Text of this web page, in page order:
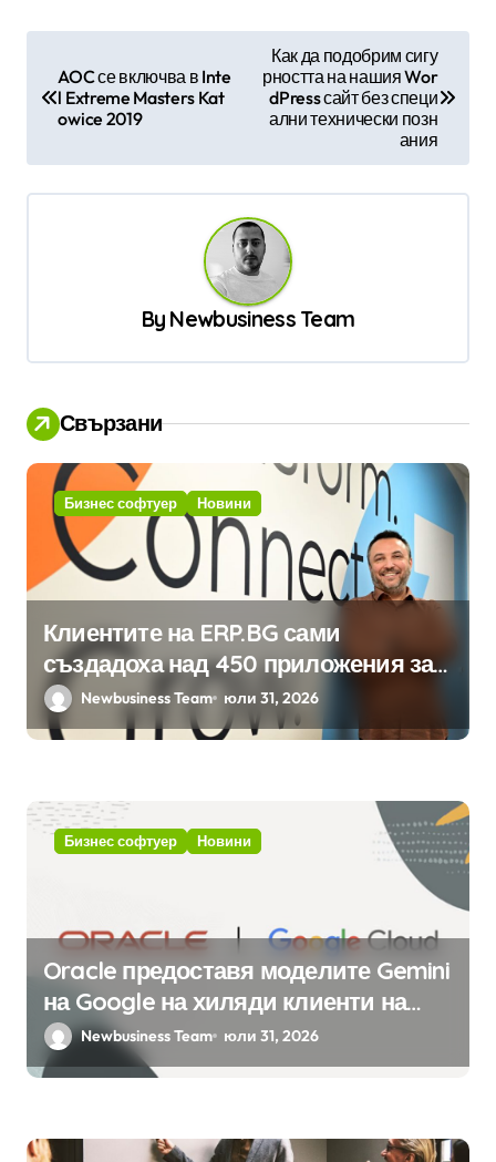
и
г
AOC се включва в Inte
l Extreme Masters Kat
owice 2019
Как да подобрим сигу
рността на нашия Wor
dPress сайт без специ
ални технически позн
ания
By Newbusiness Team
Свързани
Бизнес софтуер Новини
Клиентите на ERP.BG сами
създадоха над 450 приложения за
ERP системата с помощта на
вградения в нея изкуствен
Newbusiness Team юли 31, 2026
Бизнес софтуер Новини
Oracle предоставя моделите Gemini
на Google на хиляди клиенти на
бизнес приложения
Newbusiness Team юли 31, 2026